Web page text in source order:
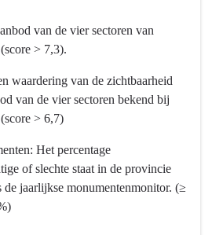
van de vier sectoren van
> 7,3).
waardering van de zichtbaarheid
van de vier sectoren bekend bij
> 6,7)
Het percentage
of slechte staat in de provincie
jaarlijkse monumentenmonitor. (≥